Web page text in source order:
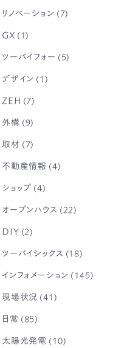
リノベーション (7)
GX (1)
ツーバイフォー (5)
デザイン (1)
ZEH (7)
外構 (9)
取材 (7)
不動産情報 (4)
ショップ (4)
オープンハウス (22)
DIY (2)
ツーバイシックス (18)
インフォメーション (145)
現場状況 (41)
日常 (85)
太陽光発電 (10)